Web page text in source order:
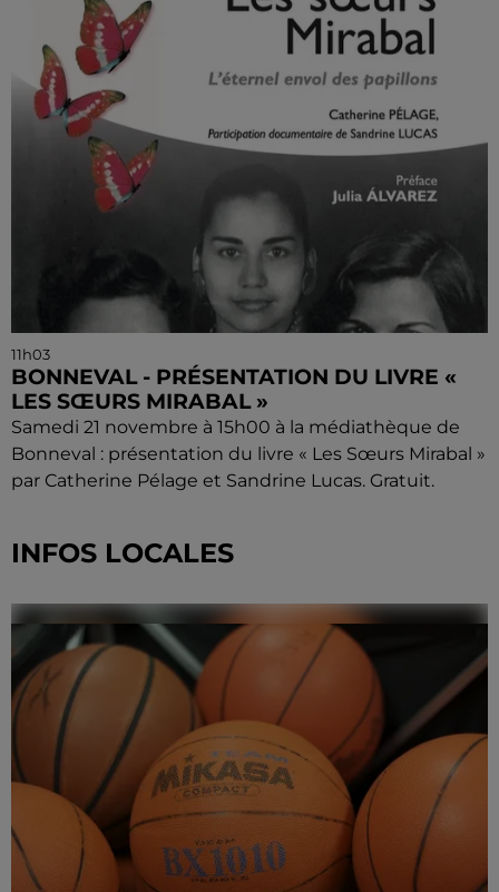
11h03
BONNEVAL - PRÉSENTATION DU LIVRE «
LES SŒURS MIRABAL »
Samedi 21 novembre à 15h00 à la médiathèque de
Bonneval : présentation du livre « Les Sœurs Mirabal »
par Catherine Pélage et Sandrine Lucas. Gratuit.
INFOS LOCALES